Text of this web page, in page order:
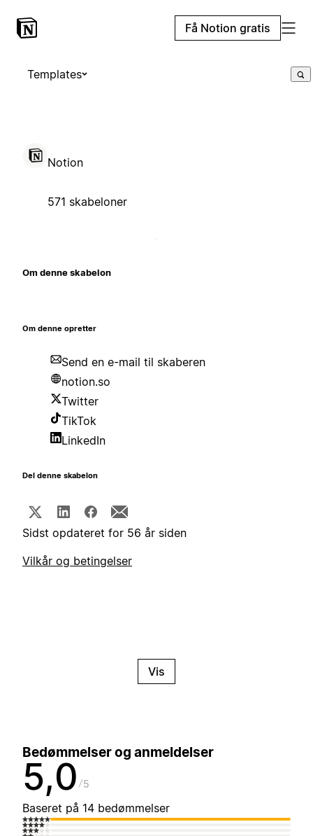
Få Notion gratis
Templates
Notion
571 skabeloner
Om denne skabelon
Om denne opretter
Send en e-mail til skaberen
notion.so
Twitter
TikTok
LinkedIn
Del denne skabelon
Sidst opdateret for 56 år siden
Vilkår og betingelser
Vis
Bedømmelser og anmeldelser
5,0 5
Baseret på 14 bedømmelser